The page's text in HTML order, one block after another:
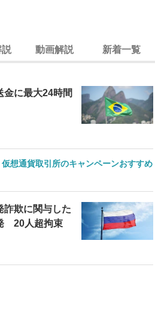
説 動画解説 新着一覧
金に最大24時間
仮想通貨取引所のキャンペーンおすすめ
詐欺に関与した
20人超拘束